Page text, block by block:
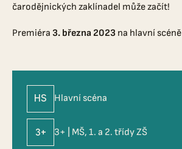
čarodějnických zaklínadel může začít!
Premiéra 3. března 2023 na hlavní scéně
HS Hlavní scéna
3+ 3+ | MŠ, 1. a 2. třídy ZŠ